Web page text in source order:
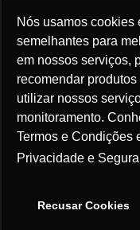
Nós usamos cookies
semelhantes para
em nossos serviços,
recomendar
utilizar nossos
monitoramento.
Termos e Condições
Privacidade e
Recusar Cookies
Central de
Compre agora
WAP. 2021.